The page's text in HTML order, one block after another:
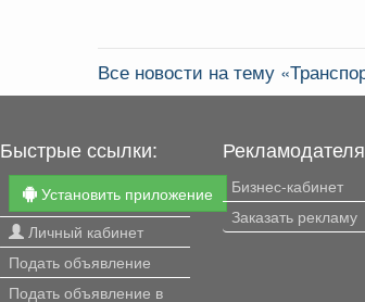
Все новости на тему
Быстрые ссылки:
Установить приложение
Личный кабинет
Подать объявление
Подать объявление в
Бизнес-кабинет
Заказать рекламу